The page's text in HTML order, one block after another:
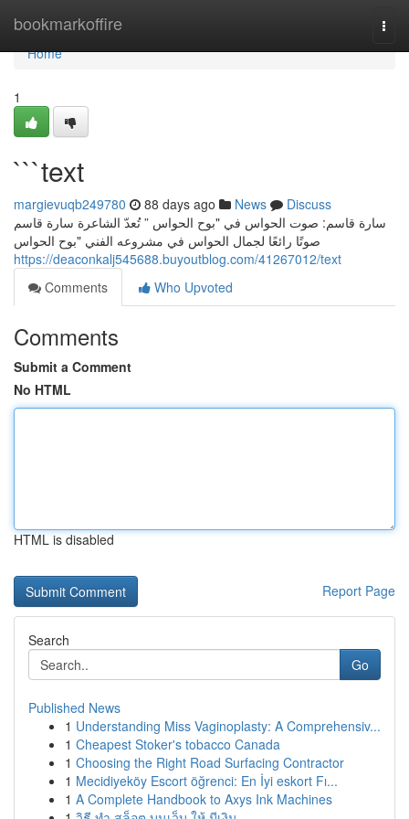
bookmarkoffire
Home
Home
1
```text
margievuqb249780 88 days ago News
Discuss
سارة قاسم: صوت الحواس في "بوح الحواس ” تُعدّ الشاعرة سارة قاسم
صوتًا رائعًا لجمال الحواس في مشروعه الفني "بوح الحواس
https://deaconkalj545688.buyoutblog.com/41267012/text
Comments
Who Upvoted
Comments
Submit a Comment
No HTML
HTML is disabled
Report Page
Search
Go
Published News
1 Understanding Miss Vaginoplasty: A Comprehensiv...
1 Cheapest Stoker's tobacco Canada
1 Choosing the Right Road Surfacing Contractor
1 Mecidiyeköy Escort öğrenci: En İyi eskort Fı...
1 A Complete Handbook to Axys Ink Machines